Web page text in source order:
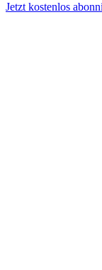
Jetzt kostenlos